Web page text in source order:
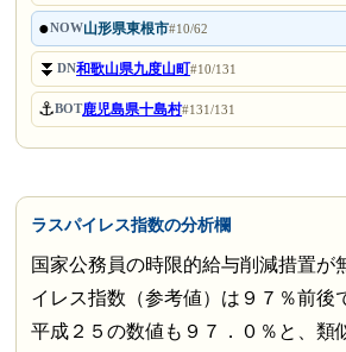
●NOW山形県東根市#10/62
⏬DN和歌山県九度山町#10/131
⚓BOT鹿児島県十島村#131/131
ラスパイレス指数の分析欄
国家公務員の時限的給与削減措置が
イレス指数（参考値）は９７％前後
平成２５の数値も９７．０％と、類